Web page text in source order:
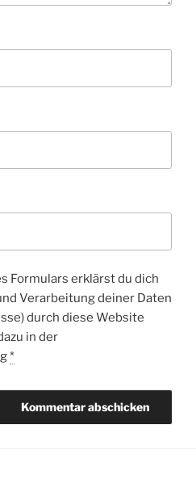
Formulars erklärst du dich
Verarbeitung deiner Daten
durch diese Website
in der
*